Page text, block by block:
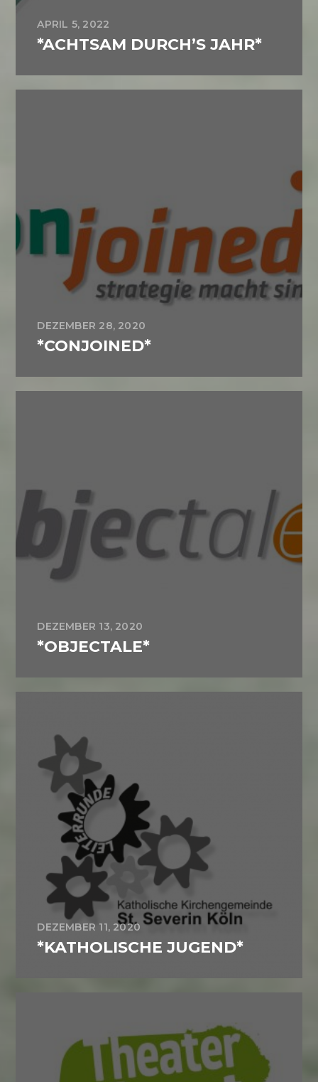
APRIL 5, 2022
*ACHTSAM DURCH’S JAHR*
DEZEMBER 28, 2020
*CONJOINED*
DEZEMBER 13, 2020
*OBJECTALE*
DEZEMBER 11, 2020
*KATHOLISCHE JUGEND*